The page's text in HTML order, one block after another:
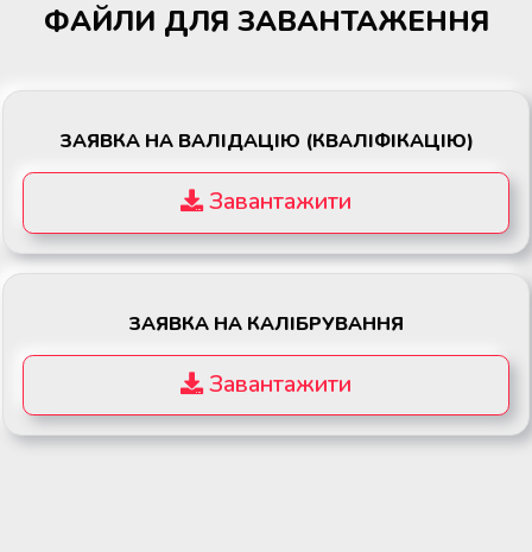
ФАЙЛИ ДЛЯ ЗАВАНТАЖЕННЯ
ЗАЯВКА НА ВАЛІДАЦІЮ (КВАЛІФІКАЦІЮ)
Завантажити
ЗАЯВКА НА КАЛІБРУВАННЯ
Завантажити